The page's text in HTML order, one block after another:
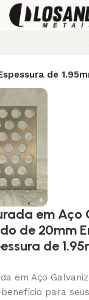
de
em Aço
de 20mm
de
em Aço
para